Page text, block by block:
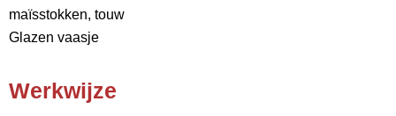
maïsstokken, touw
Glazen vaasje
Werkwijze